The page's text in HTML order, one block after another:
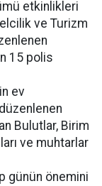
etkinlikleri
ve Turizm
15 polis
ev
Bulutlar, Birim
ve muhtarlar
günün önemini